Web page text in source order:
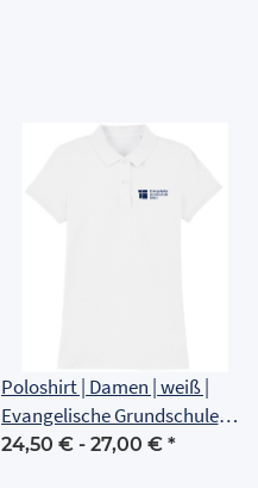
Poloshirt | Damen | weiß |
Evangelische Grundschule
Erfurt
24,50 € - 27,00 € *